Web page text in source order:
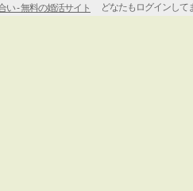
どなたもログインして